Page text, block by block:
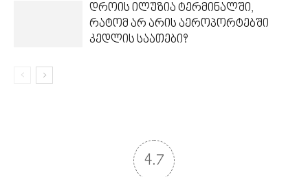
დროის ილუზია ტერმინალში,
რატომ არ არის აეროპორტებში
კედლის საათები?
4.7